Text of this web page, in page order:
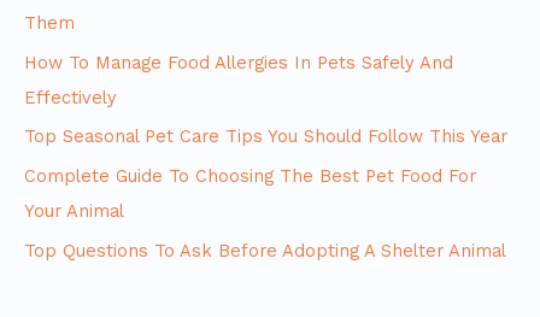
Them
How To Manage Food Allergies In Pets Safely And
Effectively
Top Seasonal Pet Care Tips You Should Follow This Year
Complete Guide To Choosing The Best Pet Food For
Your Animal
Top Questions To Ask Before Adopting A Shelter Animal